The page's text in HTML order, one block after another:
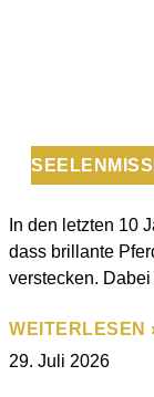
In den letzten 10
dass brillante
verstecken.
WEITERLESEN
29. Juli 2026